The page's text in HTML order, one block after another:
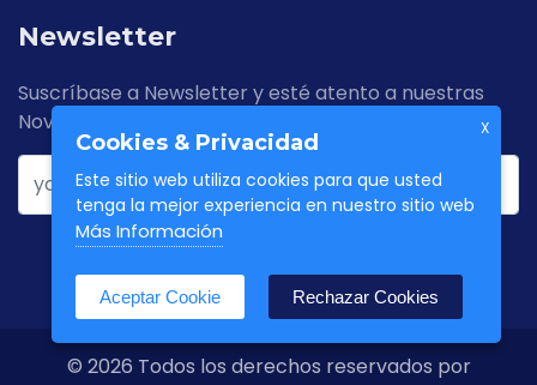
Newsletter
Suscríbase a Newsletter y esté atento a nuestras
Novedades
© 2026 Todos los derechos reservados por
X
Cookies & Privacidad
Este sitio web utiliza cookies para que usted
tenga la mejor experiencia en nuestro sitio web
Más Información
Aceptar Cookie Rechazar Cookies